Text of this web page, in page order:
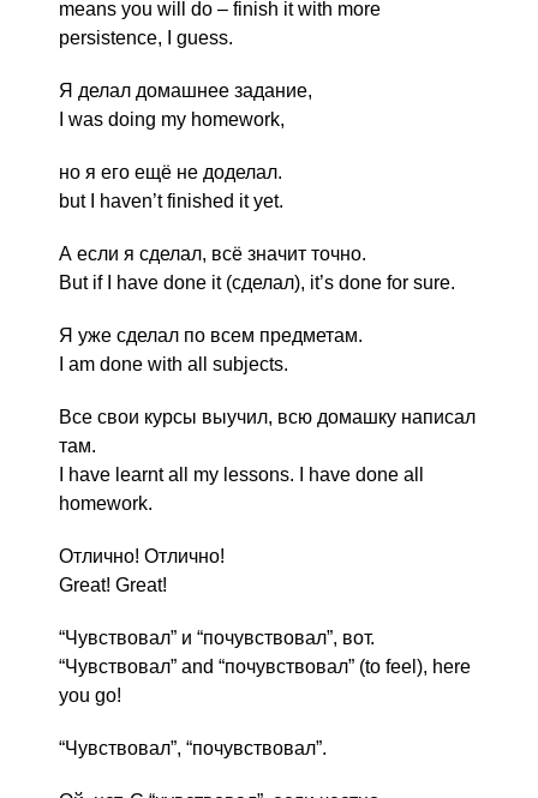
means you will do – finish it with more
persistence, I guess.
Я делал домашнее задание,
I was doing my homework,
но я его ещё не доделал.
but I haven’t finished it yet.
А если я сделал, всё значит точно.
But if I have done it (сделал), it’s done for sure.
Я уже сделал по всем предметам.
I am done with all subjects.
Все свои курсы выучил, всю домашку написал
там.
I have learnt all my lessons. I have done all
homework.
Отлично! Отлично!
Great! Great!
“Чувствовал” и “почувствовал”, вот.
“Чувствовал” and “почувствовал” (to feel), here
you go!
“Чувствовал”, “почувствовал”.